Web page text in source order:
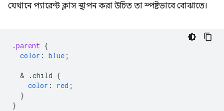
যেখানে প্যারেন্ট ক্লাস স্থাপন করা উচিত তা স্পষ্টভাবে বোঝাতে।
.parent {
color : blue ;
  &
.child {
color : red ;
}
}